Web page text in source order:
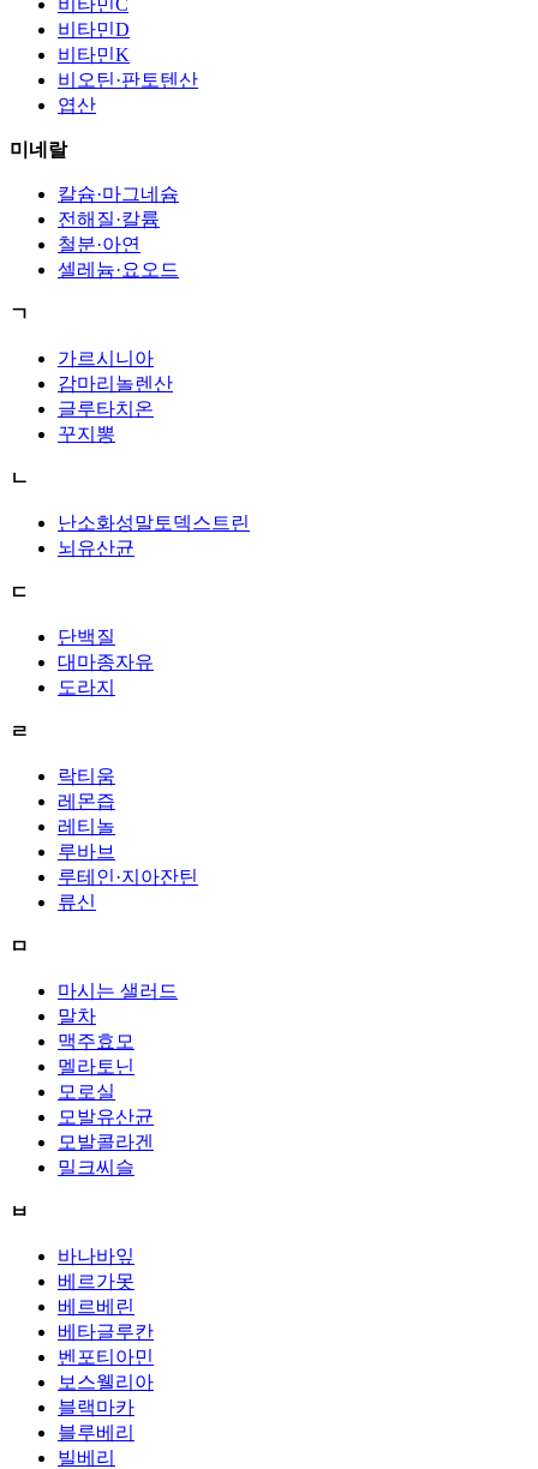
비타민D
비타민K
비오틴·판토텐산
엽산
미네랄
칼슘·마그네슘
전해질·칼륨
철분·아연
셀레늄·요오드
ㄱ
가르시니아
감마리놀렌산
글루타치온
꾸지뽕
ㄴ
난소화성말토덱스트린
뇌유산균
ㄷ
단백질
대마종자유
도라지
ㄹ
락티움
레몬즙
레티놀
루바브
루테인·지아잔틴
류신
ㅁ
마시는 샐러드
말차
맥주효모
멜라토닌
모로실
모발유산균
모발콜라겐
밀크씨슬
ㅂ
바나바잎
베르가못
베르베린
베타글루칸
벤포티아민
보스웰리아
블랙마카
블루베리
빌베리